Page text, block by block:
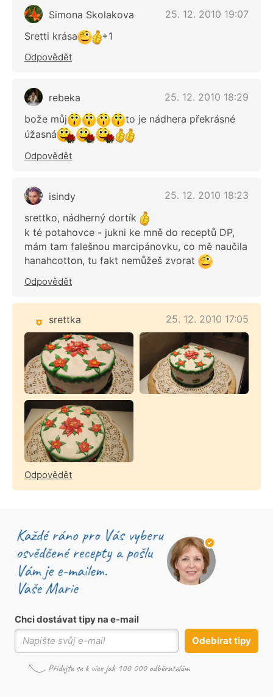
Simona Skolakova
25. 12. 2010 19:07
Sretti krása
+1
Odpovědět
rebeka
25. 12. 2010 18:29
bože můj
to je nádhera překrásné
úžasná
Odpovědět
isindy
25. 12. 2010 18:23
srettko, nádherný dortík
k té potahovce - jukni ke mně do receptů DP,
mám tam falešnou marcipánovku, co mě naučila
hanahcotton, tu fakt nemůžeš zvorat
Odpovědět
srettka 25. 12. 2010 17:05
Odpovědět
Chci dostávat tipy na e-mail
Odebírat tipy